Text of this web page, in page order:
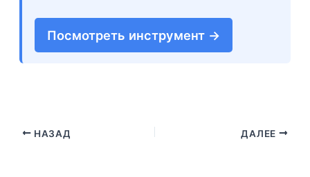
Посмотреть инструмент →
НАЗАД ДАЛЕЕ